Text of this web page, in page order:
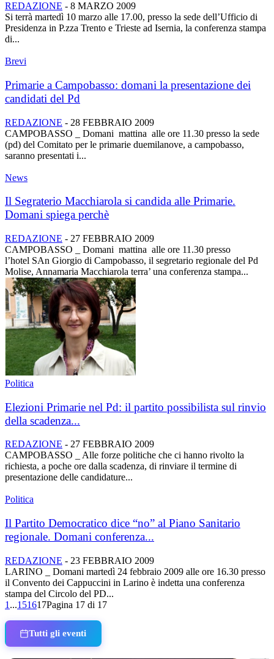
REDAZIONE - 8 MARZO 2009
Si terrà martedì 10 marzo alle 17.00, presso la sede dell’Ufficio di
Presidenza in P.zza Trento e Trieste ad Isernia, la conferenza stampa
di...
Brevi
Primarie a Campobasso: domani la presentazione dei
candidati del Pd
REDAZIONE - 28 FEBBRAIO 2009
CAMPOBASSO _ Domani mattina alle ore 11.30 presso la sede
(pd) del Comitato per le primarie duemilanove, a campobasso,
saranno presentati i...
News
Il Segraterio Macchiarola si candida alle Primarie.
Domani spiega perchè
REDAZIONE - 27 FEBBRAIO 2009
CAMPOBASSO _ Domani mattina alle ore 11.30 presso
l’hotel SAn Giorgio di Campobasso, il segretario regionale del Pd
Molise, Annamaria Macchiarola terra’ una conferenza stampa...
Politica
Elezioni Primarie nel Pd: il partito possibilista sul rinvio
della scadenza...
REDAZIONE - 27 FEBBRAIO 2009
CAMPOBASSO _ Alle forze politiche che ci hanno rivolto la
richiesta, a poche ore dalla scadenza, di rinviare il termine di
presentazione delle candidature...
Politica
Il Partito Democratico dice “no” al Piano Sanitario
regionale. Domani conferenza...
REDAZIONE - 23 FEBBRAIO 2009
LARINO _ Domani martedì 24 febbraio 2009 alle ore 16.30 presso
il Convento dei Cappuccini in Larino è indetta una conferenza
stampa del Circolo del PD...
1 ...151617Pagina 17 di 17
Tutti gli eventi